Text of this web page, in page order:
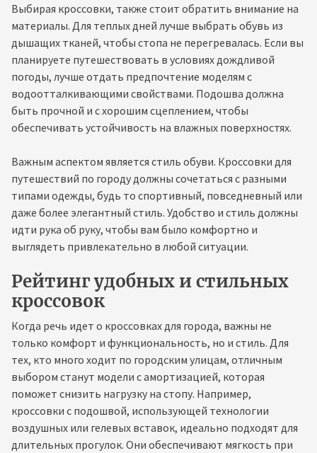
Выбирая кроссовки, также стоит обратить внимание на
материалы. Для теплых дней лучше выбрать обувь из
дышащих тканей, чтобы стопа не перегревалась. Если вы
планируете путешествовать в условиях дождливой
погоды, лучше отдать предпочтение моделям с
водоотталкивающими свойствами. Подошва должна
быть прочной и с хорошим сцеплением, чтобы
обеспечивать устойчивость на влажных поверхностях.
Важным аспектом является стиль обуви. Кроссовки для
путешествий по городу должны сочетаться с разными
типами одежды, будь то спортивный, повседневный или
даже более элегантный стиль. Удобство и стиль должны
идти рука об руку, чтобы вам было комфортно и
выглядеть привлекательно в любой ситуации.
Рейтинг удобных и стильных
кроссовок
Когда речь идет о кроссовках для города, важны не
только комфорт и функциональность, но и стиль. Для
тех, кто много ходит по городским улицам, отличным
выбором станут модели с амортизацией, которая
поможет снизить нагрузку на стопу. Например,
кроссовки с подошвой, использующей технологии
воздушных или гелевых вставок, идеально подходят для
длительных прогулок. Они обеспечивают мягкость при